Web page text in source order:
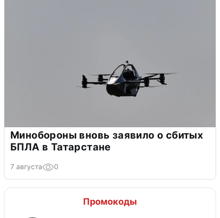
Минобороны вновь заявило о сбитых
БПЛА в Татарстане
7 августа 0
Промокоды